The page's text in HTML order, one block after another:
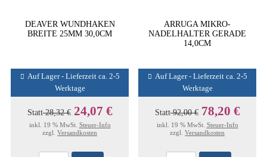
DEAVER WUNDHAKEN
BREITE 25MM 30,0CM
Auf Lager - Lieferzeit ca. 2-5
Werktage
Statt28,32 € 24,07 €
inkl. 19 % MwSt. Steuer-Info
zzgl. Versandkosten
ARRUGA MIKRO-
NADELHALTER GERADE
14,0CM
Auf Lager - Lieferzeit ca. 2-5
Werktage
Statt92,00 € 78,20 €
inkl. 19 % MwSt. Steuer-Info
zzgl. Versandkosten